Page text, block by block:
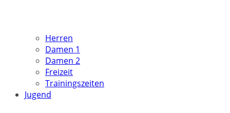
Herren
Damen 1
Damen 2
Freizeit
Trainingszeiten
Jugend